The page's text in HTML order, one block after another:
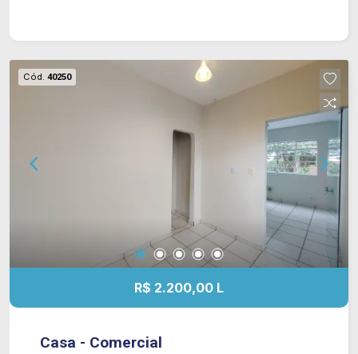
Cód. 40250
R$ 2.200,00 L
Casa - Comercial